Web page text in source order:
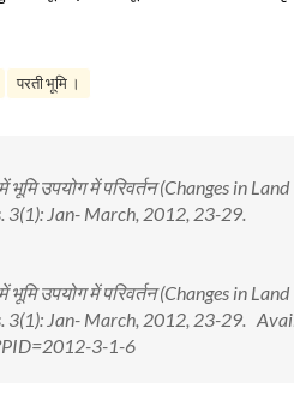
परती भूमि ।
उपयोग में परिवर्तन (Changes in
3(1): Jan- March, 2012, 23-29.
उपयोग में परिवर्तन (Changes in
3(1): Jan- March, 2012, 23-29.
3-1-6